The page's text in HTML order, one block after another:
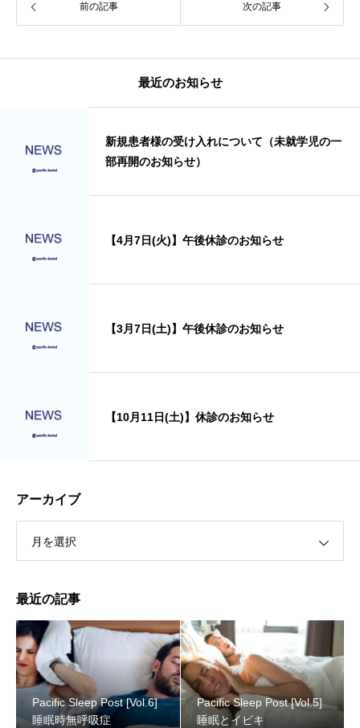
前の記事 次の記事
最近のお知らせ
新規患者様の受け入れについて（未就学児の一
部再開のお知らせ）
【4月7日(火)】午後休診のお知らせ
【3月7日(土)】午後休診のお知らせ
【10月11日(土)】休診のお知らせ
アーカイブ
月を選択
最近の記事
Pacific Sleep Post [Vol.6]
睡眠時無呼吸症
Pacific Sleep Post [Vol.5]
睡眠とイビキ